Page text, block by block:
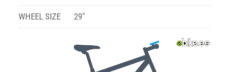
WHEEL SIZE 29″